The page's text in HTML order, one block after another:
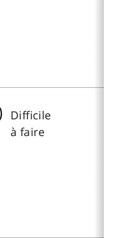
Difficile
à faire